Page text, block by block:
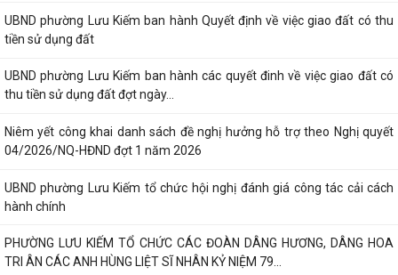
UBND phường Lưu Kiếm ban hành Quyết định về việc giao đất có thu
tiền sử dụng đất
UBND phường Lưu Kiếm ban hành các quyết đinh về việc giao đất có
thu tiền sử dụng đất đợt ngày...
Niêm yết công khai danh sách đề nghị hưởng hỗ trợ theo Nghị quyết
04/2026/NQ-HĐND đợt 1 năm 2026
UBND phường Lưu Kiếm tổ chức hội nghị đánh giá công tác cải cách
hành chính
PHƯỜNG LƯU KIẾM TỔ CHỨC CÁC ĐOÀN DÂNG HƯƠNG, DÂNG HOA
TRI ÂN CÁC ANH HÙNG LIỆT SĨ NHÂN KỶ NIỆM 79...